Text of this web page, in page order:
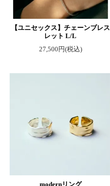
【ユニセックス】チェーンブレス
レット L/L
27,500円(税込)
modernリング